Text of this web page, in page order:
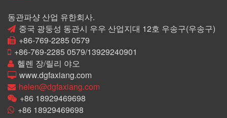
동관파샹 산업 유한회사.
중국 광둥성 동관시 우우 산업지대 12호 우송구(우송구)
+86-769-2285 0579
+86-769-2285 0579/13929240901
헬렌 장/릴리 야오
www.dgfaxiang.com
helen@dgfaxiang.com
+86 18929469698
+86 18929469698